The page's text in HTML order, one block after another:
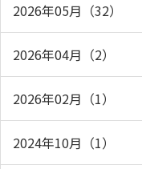
2026年05月（32）
2026年04月（2）
2026年02月（1）
2024年10月（1）